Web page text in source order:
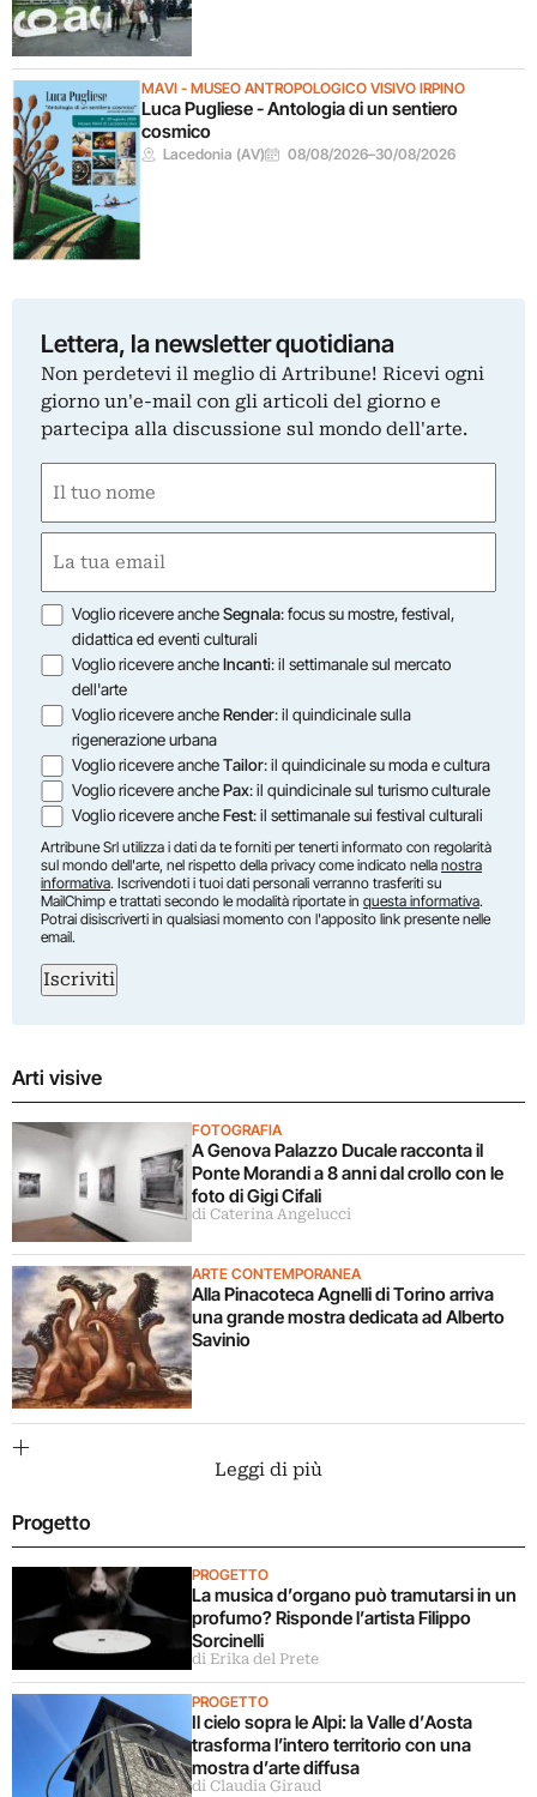
MAVI - MUSEO ANTROPOLOGICO VISIVO IRPINO
Luca Pugliese - Antologia di un sentiero
cosmico
Lacedonia (AV) 08/08/2026–30/08/2026
Lettera, la newsletter quotidiana
Non perdetevi il meglio di Artribune! Ricevi ogni
giorno un'e-mail con gli articoli del giorno e
partecipa alla discussione sul mondo dell'arte.
(Required)
First
(Required)
Opzioni
Voglio ricevere ancheSegnala: focus su mostre, festival,
didattica ed eventi culturali
Voglio ricevere ancheIncanti: il settimanale sul mercato
dell'arte
Voglio ricevere ancheRender: il quindicinale sulla
rigenerazione urbana
Voglio ricevere ancheTailor: il quindicinale su moda e cultura
Voglio ricevere anchePax: il quindicinale sul turismo culturale
Voglio ricevere ancheFest: il settimanale sui festival culturali
Artribune Srl utilizza i dati da te forniti per tenerti informato con regolarità
sul mondo dell'arte, nel rispetto della privacy come indicato nella nostra
informativa. Iscrivendoti i tuoi dati personali verranno trasferiti su
MailChimp e trattati secondo le modalità riportate in questa informativa.
Potrai disiscriverti in qualsiasi momento con l'apposito link presente nelle
email.
Iscriviti
Arti visive
FOTOGRAFIA
A Genova Palazzo Ducale racconta il
Ponte Morandi a 8 anni dal crollo con le
foto di Gigi Cifali
di Caterina Angelucci
ARTE CONTEMPORANEA
Alla Pinacoteca Agnelli di Torino arriva
una grande mostra dedicata ad Alberto
Savinio
Leggi di più
Progetto
PROGETTO
La musica d’organo può tramutarsi in un
profumo? Risponde l’artista Filippo
Sorcinelli
di Erika del Prete
PROGETTO
Il cielo sopra le Alpi: la Valle d’Aosta
trasforma l’intero territorio con una
mostra d’arte diffusa
di Claudia Giraud